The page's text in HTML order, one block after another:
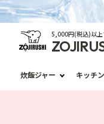
5,000円(税込)以上
炊飯ジャー キッチ